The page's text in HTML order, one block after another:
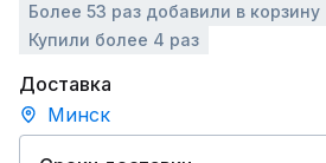
Более 53 раз добавили в корзину
Купили более 4 раз
Доставка
Минск